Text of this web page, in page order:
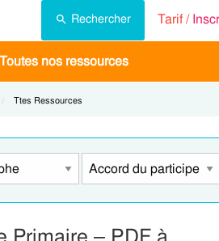
Rechercher Tarif /
nos ressources
Current:
Ttes Ressources